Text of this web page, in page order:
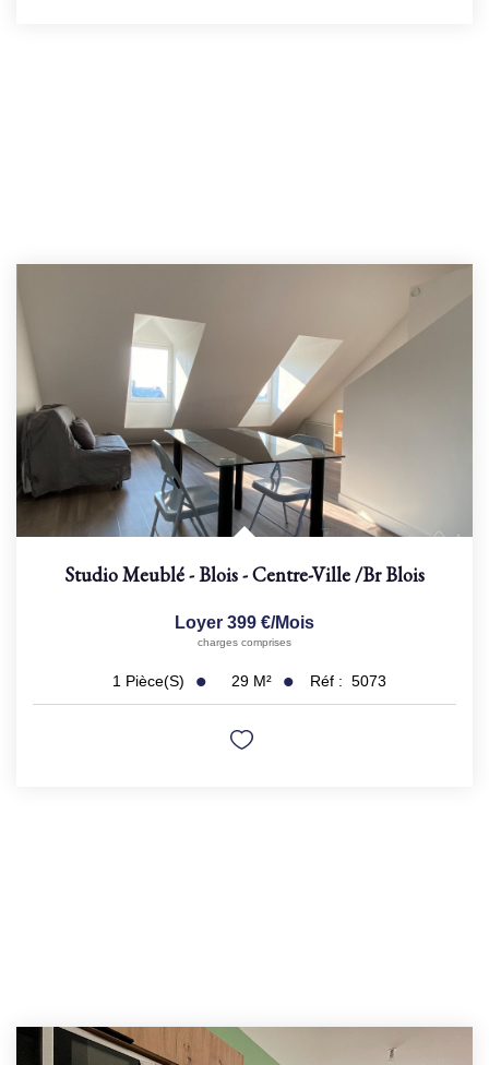
Studio Meublé - Blois - Centre-Ville/brBlois
Loyer 399 €/mois
charges comprises
1 Pièce(s) 29 M² Réf : 5073